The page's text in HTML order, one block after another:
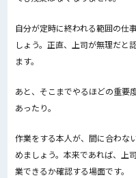
自分が定時に終われる範囲の仕
しょう。正直、上司が無理だと
ます。
あと、そこまでやるほどの重要
あったり。
作業をする本人が、間に合わな
めましょう。本来であれば、上
業できるか確認する場面です。